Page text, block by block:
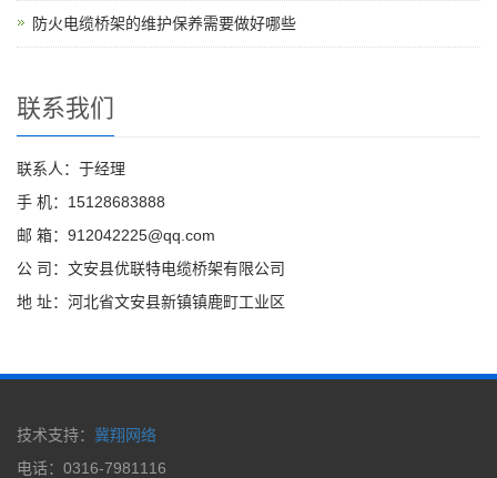
防火电缆桥架的维护保养需要做好哪些
联系我们
联系人：于经理
手 机：15128683888
邮 箱：912042225@qq.com
公 司：文安县优联特电缆桥架有限公司
地 址：河北省文安县新镇镇鹿町工业区
技术支持： 冀翔网络
电话：0316-7981116